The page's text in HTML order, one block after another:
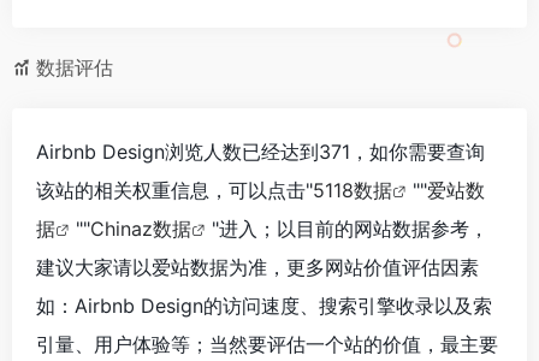
数据评估
Airbnb Design浏览人数已经达到371，如你需要查询
该站的相关权重信息，可以点击"5118数据 ""爱站数
据
""Chinaz数据
"进入；以目前的网站数据参考，
建议大家请以爱站数据为准，更多网站价值评估因素
如：Airbnb Design的访问速度、搜索引擎收录以及索
引量、用户体验等；当然要评估一个站的价值，最主要